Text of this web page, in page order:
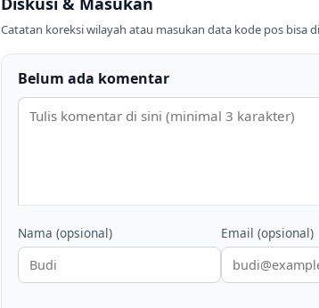
Catatan koreksi wilayah atau masukan data kode pos bisa
Belum ada komentar
Nama (opsional) Email (opsional)